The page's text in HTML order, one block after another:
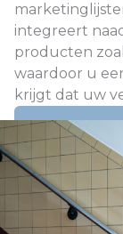
integreert
producten
waardoor u
krijgt dat uw